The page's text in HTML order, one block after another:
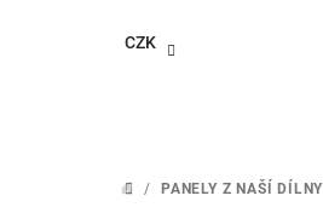
CZK
DOMŮ
/ PANELY Z NAŠÍ DÍLNY